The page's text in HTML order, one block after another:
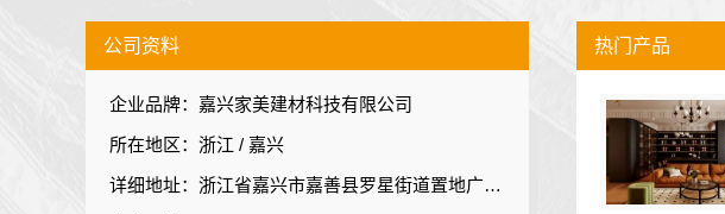
公司资料
企业品牌：嘉兴家美建材科技有限公司
所在地区：浙江 / 嘉兴
详细地址：浙江省嘉兴市嘉善县罗星街道置地广场1幢701-10
热门产品